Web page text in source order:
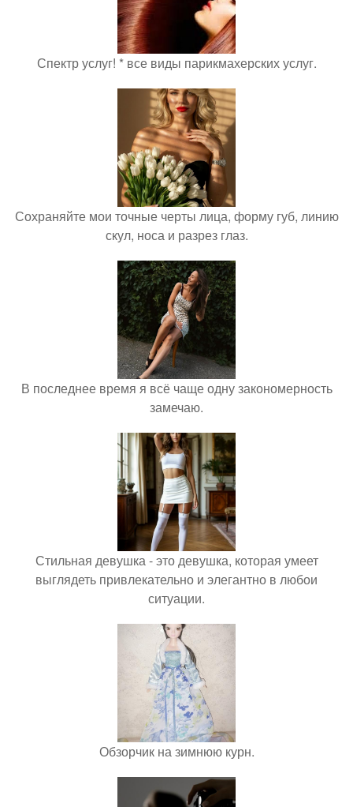
Спектр услуг! * все виды парикмахерских услуг.
Сохраняйте мои точные черты лица, форму губ, линию
скул, носа и разрез глаз.
В последнее время я всё чаще одну закономерность
замечаю.
Стильная девушка - это девушка, которая умеет
выглядеть привлекательно и элегантно в любои
ситуации.
Обзорчик на зимнюю курн.